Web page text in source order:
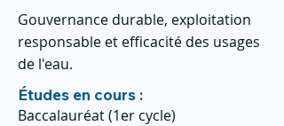
Gouvernance durable, exploitation
responsable et efficacité des usages
de l'eau.
Études en cours :
Baccalauréat (1er cycle)